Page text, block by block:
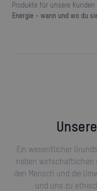
Produkte für unsere
Energie - wann und wo du
Ein wesentlicher
neben wirtschaftlichen
den Mensch und die
und uns zu